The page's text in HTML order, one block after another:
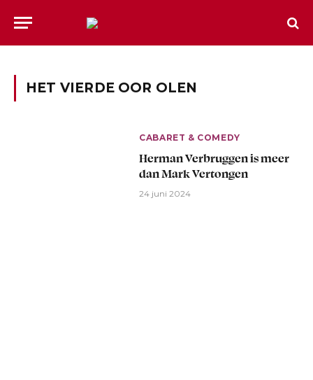
HET VIERDE OOR OLEN
CABARET & COMEDY
Herman Verbruggen is meer
dan Mark Vertongen
24 juni 2024